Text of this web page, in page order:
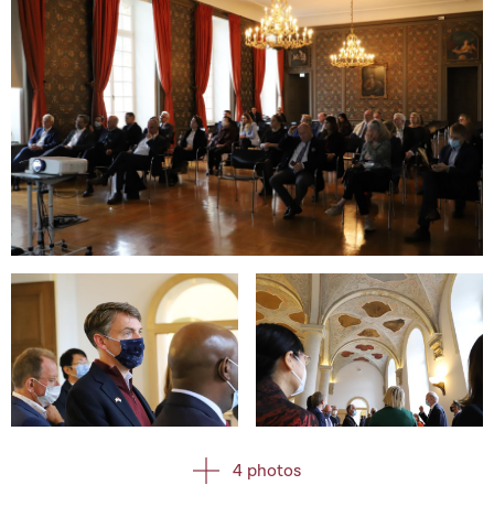
Open image in gallery
Open image in gallery Open image in gallery
4 photos